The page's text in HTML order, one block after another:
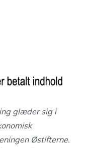
glæder sig i
Østifterne.